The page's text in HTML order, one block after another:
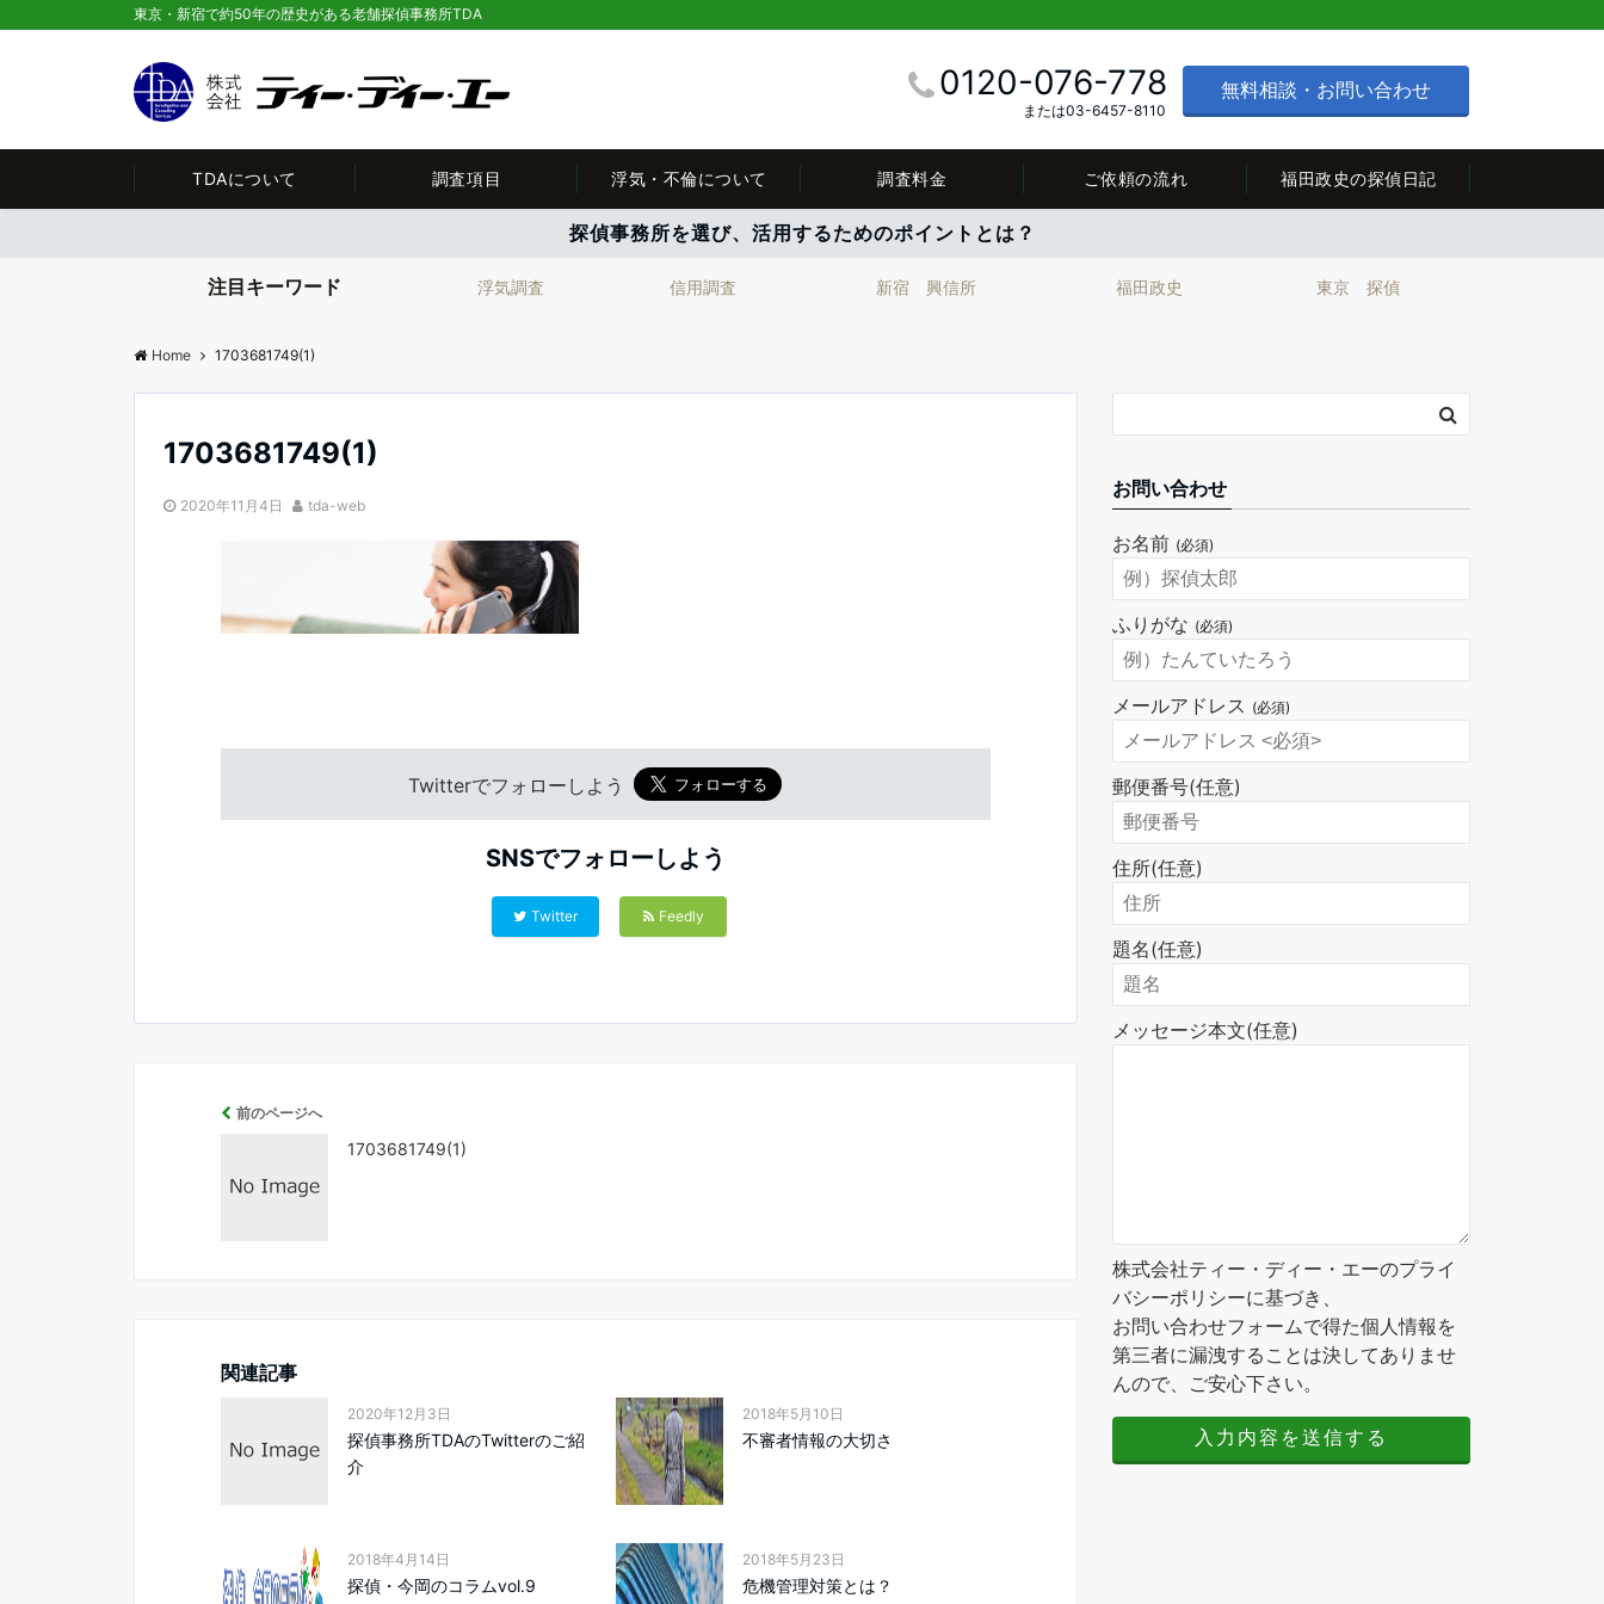
東京・新宿で約50年の歴史がある老舗探偵事務所TDA
0120-076-778
または03-6457-8110
無料相談・お問い合わせ
TDAについて 調査項目 浮気・不倫について 調査料金 ご依頼の流れ 福田政史の探偵日記
探偵事務所を選び、活用するためのポイントとは？
注目キーワード 浮気調査 信用調査 新宿 興信所 福田政史 東京 探偵
Home 1703681749(1)
1703681749(1)
2020年11月4日 tda-web
Twitterでフォローしよう
SNSでフォローしよう
Twitter Feedly
前のページへ
1703681749(1)
関連記事
2020年12月3日
探偵事務所TDAのTwitterのご紹
介
2018年5月10日
不審者情報の大切さ
2018年4月14日
探偵・今岡のコラムvol.9
2018年5月23日
危機管理対策とは？
お問い合わせ
お名前 (必須)
ふりがな (必須)
メールアドレス (必須)
郵便番号(任意)
住所(任意)
題名(任意)
メッセージ本文(任意)
株式会社ティー・ディー・エーのプライ
バシーポリシーに基づき、
お問い合わせフォームで得た個人情報を
第三者に漏洩することは決してありませ
んので、ご安心下さい。